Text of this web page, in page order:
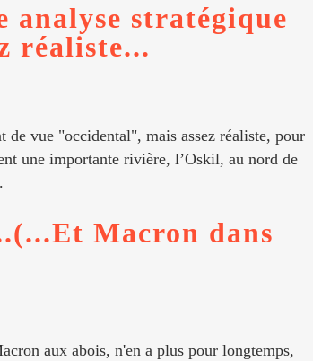
stratégique
réaliste...
vue "occidental", mais assez réaliste, pour
une importante rivière, l’Oskil, au nord de
Macron dans
aux abois, n'en a plus pour longtemps,